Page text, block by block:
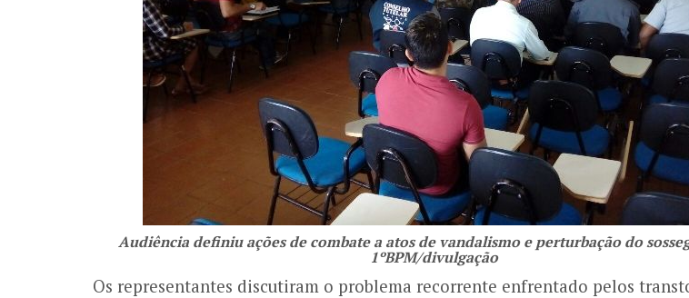
Audiência definiu ações de combate a atos de vandalismo e perturbação do
1ºBPM/divulgação
Os representantes discutiram o problema recorrente enfrentado pelos